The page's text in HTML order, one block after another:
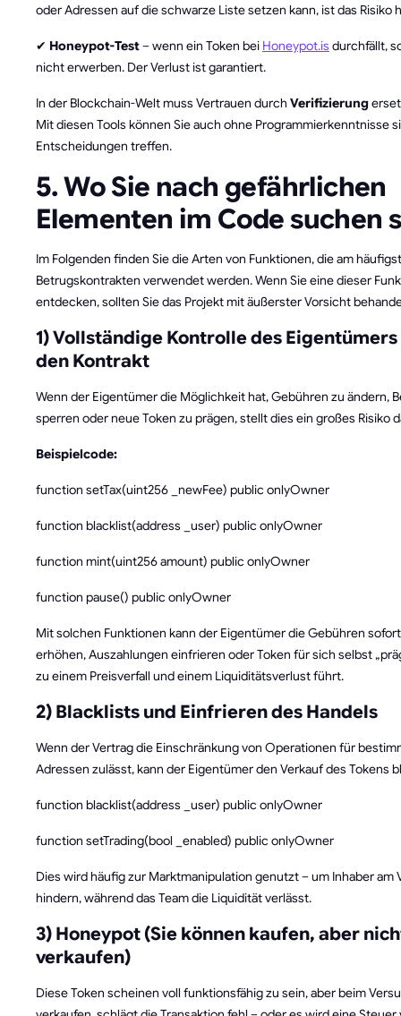
oder Adressen auf die schwarze Liste setzen kann, ist das Risiko
✔ Honeypot-Test– wenn ein Token bei Honeypot.is durchfällt,
nicht erwerben. Der Verlust ist garantiert.
In der Blockchain-Welt muss Vertrauen durch Verifizierung
Mit diesen Tools können Sie auch ohne Programmierkenntnisse
Entscheidungen treffen.
5. Wo Sie nach gefährlichen
Elementen im Code suchen
Im Folgenden finden Sie die Arten von Funktionen, die am
Betrugskontrakten verwendet werden. Wenn Sie eine dieser
entdecken, sollten Sie das Projekt mit äußerster Vorsicht
1) Vollständige Kontrolle des
den Kontrakt
Wenn der Eigentümer die Möglichkeit hat, Gebühren zu ändern,
sperren oder neue Token zu prägen, stellt dies ein großes Risiko
Beispielcode:
function setTax(uint256 _newFee) public onlyOwner
function blacklist(address _user) public onlyOwner
function mint(uint256 amount) public onlyOwner
function pause() public onlyOwner
Mit solchen Funktionen kann der Eigentümer die Gebühren
erhöhen, Auszahlungen einfrieren oder Token für sich selbst
zu einem Preisverfall und einem Liquiditätsverlust führt.
2) Blacklists und Einfrieren des Handels
Wenn der Vertrag die Einschränkung von Operationen für
Adressen zulässt, kann der Eigentümer den Verkauf des Tokens
function blacklist(address _user) public onlyOwner
function setTrading(bool _enabled) public onlyOwner
Dies wird häufig zur Marktmanipulation genutzt – um Inhaber am
hindern, während das Team die Liquidität verlässt.
3) Honeypot (Sie können kaufen, aber
verkaufen)
Diese Token scheinen voll funktionsfähig zu sein, aber beim